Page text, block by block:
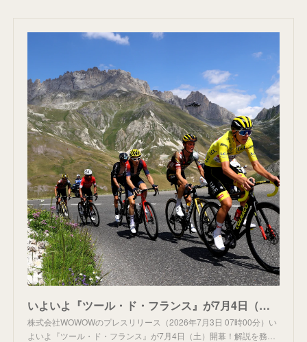
いよいよ『ツール・ド・フランス』が7月4日（土）開幕！解説を務める飯島誠氏がツールの魅力や今大会のみどころを展望！WOWOWでは開幕から全日程をライブ配信！
株式会社WOWOWのプレスリリース（2026年7月3日 07時00分）い
よいよ『ツール・ド・フランス』が7月4日（土）開幕！解説を務…